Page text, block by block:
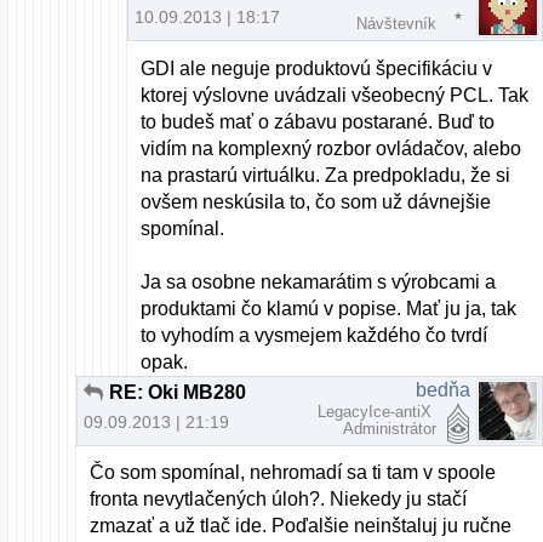
10.09.2013 | 18:17 Návštevník
GDI ale neguje produktovú špecifikáciu v
ktorej výslovne uvádzali všeobecný PCL. Tak
to budeš mať o zábavu postarané. Buď to
vidím na komplexný rozbor ovládačov, alebo
na prastarú virtuálku. Za predpokladu, že si
ovšem neskúsila to, čo som už dávnejšie
spomínal.
Ja sa osobne nekamarátim s výrobcami a
produktami čo klamú v popise. Mať ju ja, tak
to vyhodím a vysmejem každého čo tvrdí
opak.
RE: Oki MB280
09.09.2013 | 21:19
bedňa
LegacyIce-antiX
Administrátor
Čo som spomínal, nehromadí sa ti tam v spoole
fronta nevytlačených úloh?. Niekedy ju stačí
zmazať a už tlač ide. Poďalšie neinštaluj ju ručne